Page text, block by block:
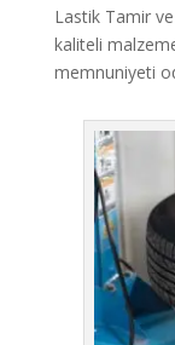
Lastik Tamir
kaliteli
memnuniyeti